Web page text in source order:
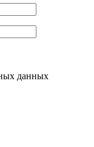
данных